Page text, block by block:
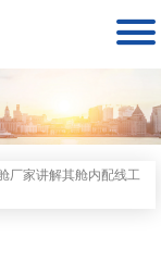

厂家讲解其舱内配线工